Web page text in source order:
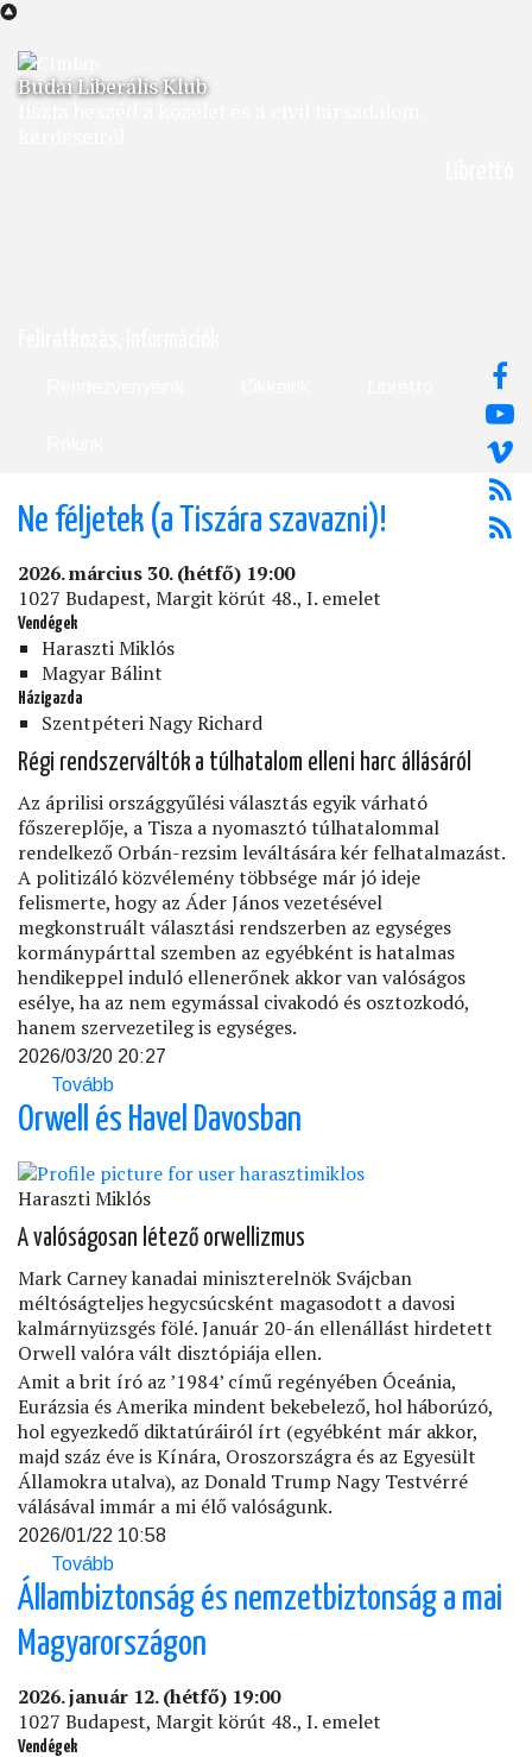
Ugrás
tartalomra
Budai Liberális Klub
Ne féljetek (a Tiszára szavazni)!
2026. március 30. (hétfő) 19:00
1027 Budapest, Margit körút 48., I. emelet
Vendégek
Haraszti Miklós
Magyar Bálint
Házigazda
Szentpéteri Nagy Richard
Régi rendszerváltók a túlhatalom elleni harc állásáról
Az áprilisi országgyűlési választás egyik várható
főszereplője, a Tisza a nyomasztó túlhatalommal
rendelkező Orbán-rezsim leváltására kér felhatalmazást.
A politizáló közvélemény többsége már jó ideje
felismerte, hogy az Áder János vezetésével
megkonstruált választási rendszerben az egységes
kormánypárttal szemben az egyébként is hatalmas
hendikeppel induló ellenerőnek akkor van valóságos
esélye, ha az nem egymással civakodó és osztozkodó,
hanem szervezetileg is egységes.
2026/03/20 20:27
Tovább
féljetek
(a
szavazni)!)
Orwell és Havel Davosban
Haraszti Miklós
A valóságosan létező orwellizmus
Mark Carney kanadai miniszterelnök Svájcban
méltóságteljes hegycsúcsként magasodott a davosi
kalmárnyüzsgés fölé. Január 20-án ellenállást hirdetett
Orwell valóra vált disztópiája ellen.
Amit a brit író az ’1984’ című regényében Óceánia,
Eurázsia és Amerika mindent bekebelező, hol háborúzó,
hol egyezkedő diktatúráiról írt (egyébként már akkor,
majd száz éve is Kínára, Oroszországra és az Egyesült
Államokra utalva), az Donald Trump Nagy Testvérré
válásával immár a mi élő valóságunk.
2026/01/22 10:58
Tovább
és
Havel
Davosban)
Állambiztonság és nemzetbiztonság a mai
Magyarországon
2026. január 12. (hétfő) 19:00
1027 Budapest, Margit körút 48., I. emelet
Vendégek